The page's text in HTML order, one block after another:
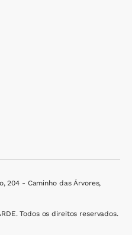
204 - Caminho das Árvores,
Todos os direitos reservados.